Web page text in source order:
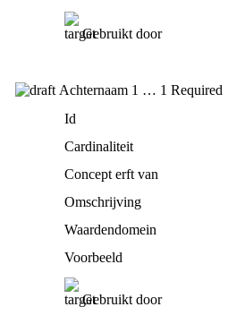
Gebruikt door
Achternaam 1 … 1 Required
Id
Cardinaliteit
Concept erft van
Omschrijving
Waardendomein
Voorbeeld
Gebruikt door